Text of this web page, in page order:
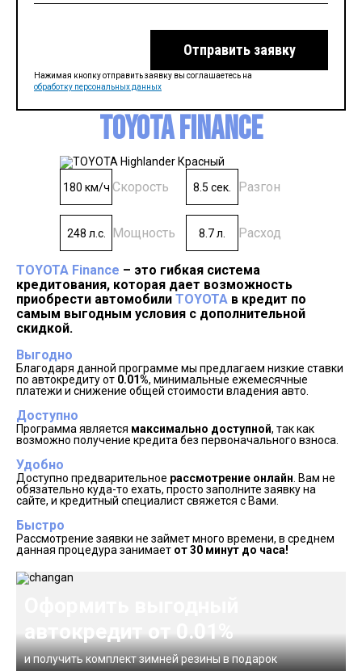
Отправить заявку
Нажимая кнопку отправить заявку вы соглашаетесь на
обработку персональных данных
TOYOTA Finance
180 км/ч Скорость 8.5 сек. Разгон
248 л.с. Мощность 8.7 л. Расход
TOYOTA Finance – это гибкая система
кредитования, которая дает возможность
приобрести автомобили TOYOTA в кредит по
самым выгодным условия с дополнительной
скидкой.
Выгодно
Благодаря данной программе мы предлагаем низкие ставки
по автокредиту от 0.01%, минимальные ежемесячные
платежи и снижение общей стоимости владения авто.
Доступно
Программа является максимально доступной, так как
возможно получение кредита без первоначального взноса.
Удобно
Доступно предварительное рассмотрение онлайн . Вам не
обязательно куда-то ехать, просто заполните заявку на
сайте, и кредитный специалист свяжется с Вами.
Быстро
Рассмотрение заявки не займет много времени, в среднем
данная процедура занимает от 30 минут до часа!
автокредит от 0.01%
и получить комплект зимней резины в подарок